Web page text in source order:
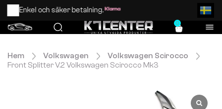
Enkel och säker betalning.
0
Hem Volkswagen
Volkswagen Scirocco
Front Splitter V.2 Volkswagen Scirocco Mk3